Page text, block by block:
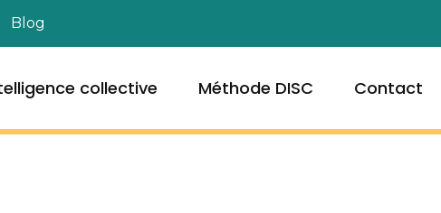
Blog
collective Méthode DISC Contact